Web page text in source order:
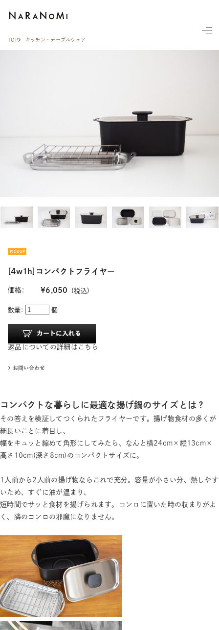
TOP キッチン・テーブルウェア
[4w1h]コンパクトフライヤー
価格: ¥6,050 (税込)
数量: 個
返品についての詳細はこちら
コンパクトな暮らしに最適な揚げ鍋のサイズとは？
その答えを検証してつくられたフライヤーです。揚げ物食材の多くが
細長いことに着目し、
幅をキュッと縮めて角形にしてみたら、なんと横24cm×縦13cm×
高さ10cm(深さ8cm)のコンパクトサイズに。
1人前から2人前の揚げ物ならこれで充分。容量が小さい分、熱しやす
いため、すぐに油が温まり、
短時間でサッと食材を揚げられます。コンロに置いた時の収まりがよ
く、隣のコンロの邪魔になりません。